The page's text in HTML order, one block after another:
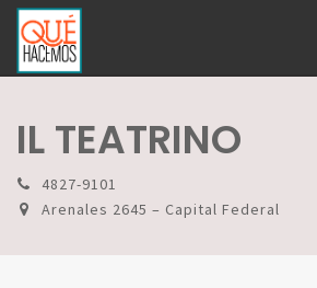
IL TEATRINO
4827-9101
Arenales 2645 – Capital Federal